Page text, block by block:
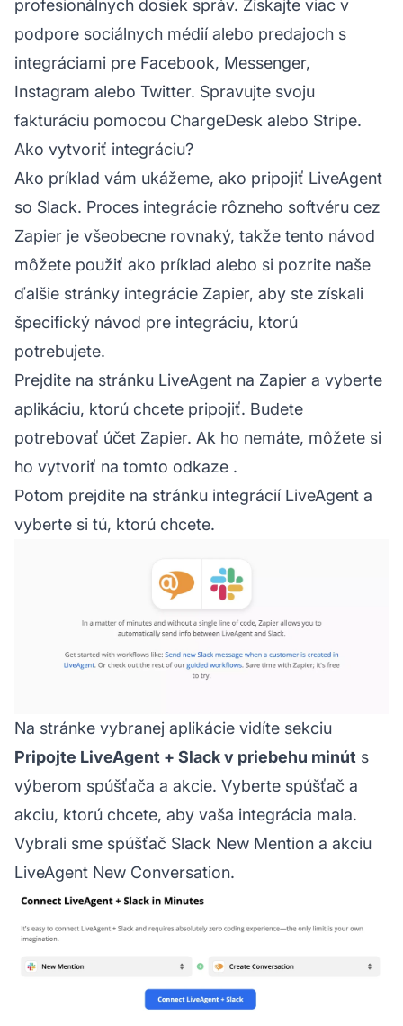
profesionálnych dosiek správ. Získajte viac v
podpore sociálnych médií alebo predajoch s
integráciami pre Facebook, Messenger,
Instagram alebo Twitter. Spravujte svoju
fakturáciu pomocou ChargeDesk alebo Stripe.
Ako vytvoriť integráciu?
Ako príklad vám ukážeme, ako pripojiť LiveAgent
so Slack. Proces integrácie rôzneho softvéru cez
Zapier je všeobecne rovnaký, takže tento návod
môžete použiť ako príklad alebo si pozrite naše
ďalšie stránky integrácie Zapier, aby ste získali
špecifický návod pre integráciu, ktorú
potrebujete.
Prejdite na stránku LiveAgent na Zapier a vyberte
aplikáciu, ktorú chcete pripojiť. Budete
potrebovať účet Zapier. Ak ho nemáte, môžete si
ho vytvoriť na tomto odkaze .
Potom prejdite na stránku integrácií LiveAgent a
vyberte si tú, ktorú chcete.
Na stránke vybranej aplikácie vidíte sekciu
Pripojte LiveAgent + Slack v priebehu minút s
výberom spúšťača a akcie. Vyberte spúšťač a
akciu, ktorú chcete, aby vaša integrácia mala.
Vybrali sme spúšťač Slack New Mention a akciu
LiveAgent New Conversation.